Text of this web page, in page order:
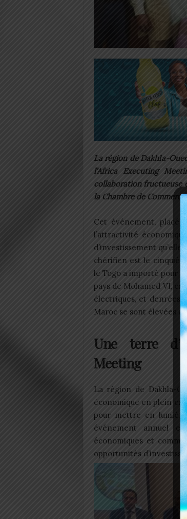
La région de Dakhla-
l’Africa Executing
collaboration fructueuse
la Chambre de
Cet événement, placé
l’attractivité
d’investissement
chérifien est le
le Togo a importé pour
pays de Mohamed VI,
électriques, et denrées
Maroc se sont élevées à
Une terre
Meeting
La région de Dakhla-
économique en plein
pour mettre en
événement annuel
économiques et
opportunités